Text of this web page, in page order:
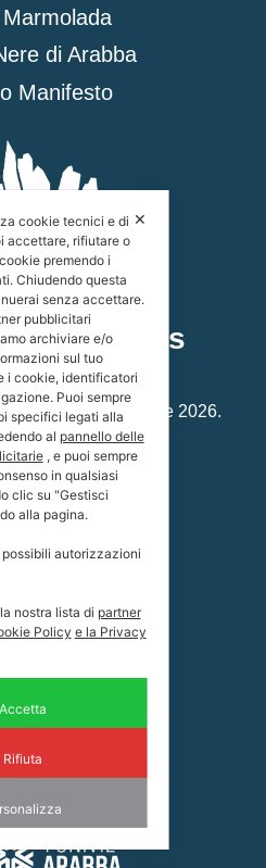
di Arabba
Manifesto
de Roces
al 27 settembre 2026.
del Col di Lana
BL
79 193 (rifugio)
79 336 (ufficio)
✕
cookie tecnici e di
accettare, rifiutare o
premendo i
Chiudendo questa
senza accettare.
pubblicitari
archiviare e/o
sul tuo
i cookie, identificatori
Puoi sempre
specifici legati alla
al pannello delle
, e puoi sempre
in qualsiasi
clic su "Gestisci
alla pagina.
autorizzazioni
nostra lista di partner
Policy e la Privacy
Accetta
Rifiuta